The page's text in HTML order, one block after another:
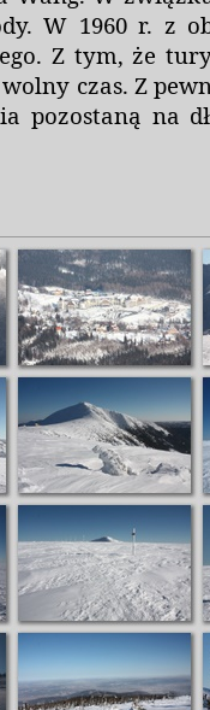
W 1960 r. z
Z tym, że
czas. Z
pozostaną na